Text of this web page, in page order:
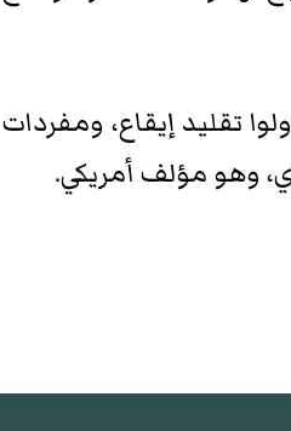
تقليد إيقاع، ومفردات
وهو مؤلف أمريكي.